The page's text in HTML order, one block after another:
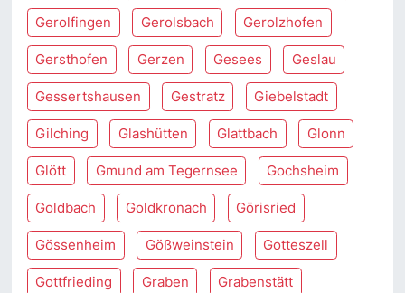
Gerolfingen Gerolsbach Gerolzhofen
Gersthofen Gerzen Gesees Geslau
Gessertshausen Gestratz Giebelstadt
Gilching Glashütten Glattbach Glonn
Glött Gmund am Tegernsee Gochsheim
Goldbach Goldkronach Görisried
Gössenheim Gößweinstein Gotteszell
Gottfrieding Graben Grabenstätt